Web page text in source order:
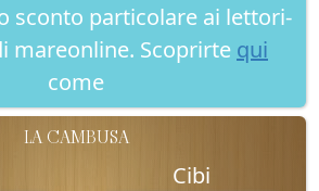
sconto particolare ai lettori-
mareonline. Scoprirte qui
come
LA CAMBUSA
Cibi